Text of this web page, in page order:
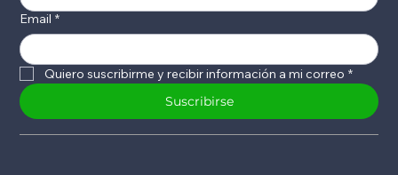
Email *
Quiero suscribirme y recibir información a mi correo *
Suscribirse